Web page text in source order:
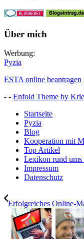
Über mich
Werbung:
Pyzia
ESTA online beantragen
- - Enfold Theme by
Startseite
Pyzia
Blog
Kooperation mit
Top Artikel
Lexikon rund ums
Impressum
Datenschutz
Erfolgreiches Online-